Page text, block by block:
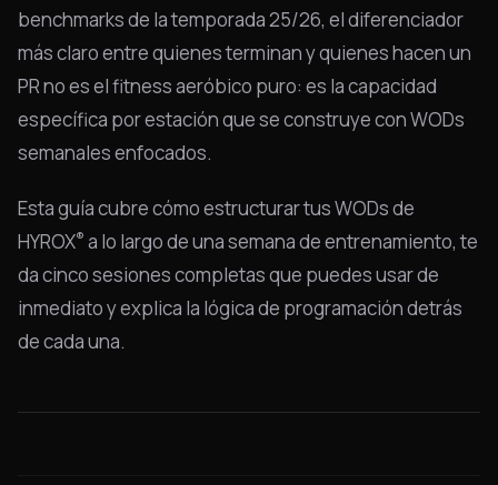
benchmarks de la temporada 25/26, el diferenciador
más claro entre quienes terminan y quienes hacen un
PR no es el fitness aeróbico puro: es la capacidad
específica por estación que se construye con WODs
semanales enfocados.
Esta guía cubre cómo estructurar tus WODs de
HYROX® a lo largo de una semana de entrenamiento, te
da cinco sesiones completas que puedes usar de
inmediato y explica la lógica de programación detrás
de cada una.